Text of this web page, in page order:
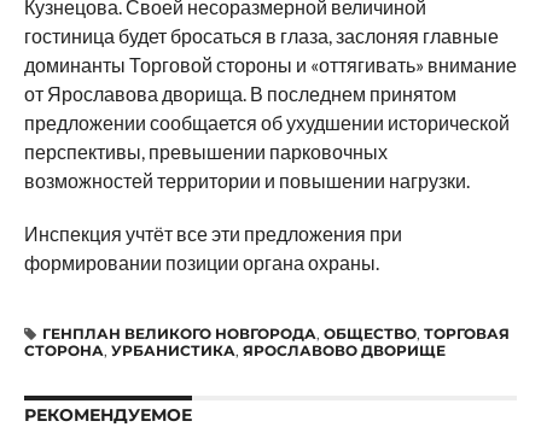
Кузнецова. Своей несоразмерной величиной
гостиница будет бросаться в глаза, заслоняя главные
доминанты Торговой стороны и «оттягивать» внимание
от Ярославова дворища. В последнем принятом
предложении сообщается об ухудшении исторической
перспективы, превышении парковочных
возможностей территории и повышении нагрузки.
Инспекция учтёт все эти предложения при
формировании позиции органа охраны.
ГЕНПЛАН ВЕЛИКОГО НОВГОРОДА, ОБЩЕСТВО, ТОРГОВАЯ
СТОРОНА, УРБАНИСТИКА, ЯРОСЛАВОВО ДВОРИЩЕ
РЕКОМЕНДУЕМОЕ